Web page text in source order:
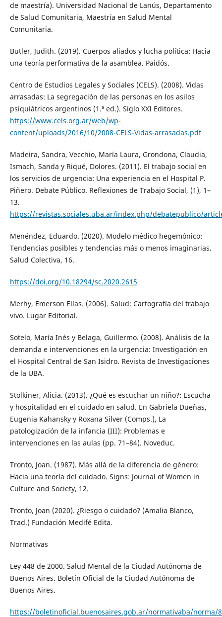
de maestría). Universidad Nacional de Lanús, Departamento
de Salud Comunitaria, Maestría en Salud Mental
Comunitaria.
Butler, Judith. (2019). Cuerpos aliados y lucha política: Hacia
una teoría performativa de la asamblea. Paidós.
Centro de Estudios Legales y Sociales (CELS). (2008). Vidas
arrasadas: La segregación de las personas en los asilos
psiquiátricos argentinos (1.ª ed.). Siglo XXI Editores.
https://www.cels.org.ar/web/wp-
content/uploads/2016/10/2008-CELS-Vidas-arrasadas.pdf
Madeira, Sandra, Vecchio, María Laura, Grondona, Claudia,
Ismach, Sanda y Riqué, Dolores. (2011). El trabajo social en
los servicios de urgencia: Una experiencia en el Hospital P.
Piñero. Debate Público. Reflexiones de Trabajo Social, (1), 1–
13.
https://revistas.sociales.uba.ar/index.php/debatepublico/
Menéndez, Eduardo. (2020). Modelo médico hegemónico:
Tendencias posibles y tendencias más o menos imaginarias.
Salud Colectiva, 16.
https://doi.org/10.18294/sc.2020.2615
Merhy, Emerson Elías. (2006). Salud: Cartografía del trabajo
vivo. Lugar Editorial.
Sotelo, María Inés y Belaga, Guillermo. (2008). Análisis de la
demanda e intervenciones en la urgencia: Investigación en
el Hospital Central de San Isidro. Revista de Investigaciones
de la UBA.
Stolkiner, Alicia. (2013). ¿Qué es escuchar un niño?: Escucha
y hospitalidad en el cuidado en salud. En Gabriela Dueñas,
Eugenia Kahansky y Roxana Silver (Comps.), La
patologización de la infancia (III): Problemas e
intervenciones en las aulas (pp. 71–84). Noveduc.
Tronto, Joan. (1987). Más allá de la diferencia de género:
Hacia una teoría del cuidado. Signs: Journal of Women in
Culture and Society, 12.
Tronto, Joan (2020). ¿Riesgo o cuidado? (Amalia Blanco,
Trad.) Fundación Medifé Edita.
Normativas
Ley 448 de 2000. Salud Mental de la Ciudad Autónoma de
Buenos Aires. Boletín Oficial de la Ciudad Autónoma de
Buenos Aires.
https://boletinoficial.buenosaires.gob.ar/normativaba/norma/